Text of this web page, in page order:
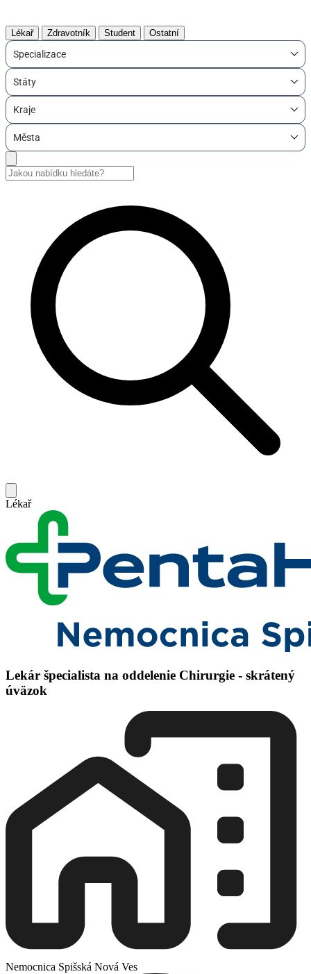
Lékař Zdravotník Student Ostatní
Specializace
Státy
Kraje
Města
Lékař
Lekár špecialista na oddelenie Chirurgie - skrátený
úväzok
Nemocnica Spišská Nová Ves